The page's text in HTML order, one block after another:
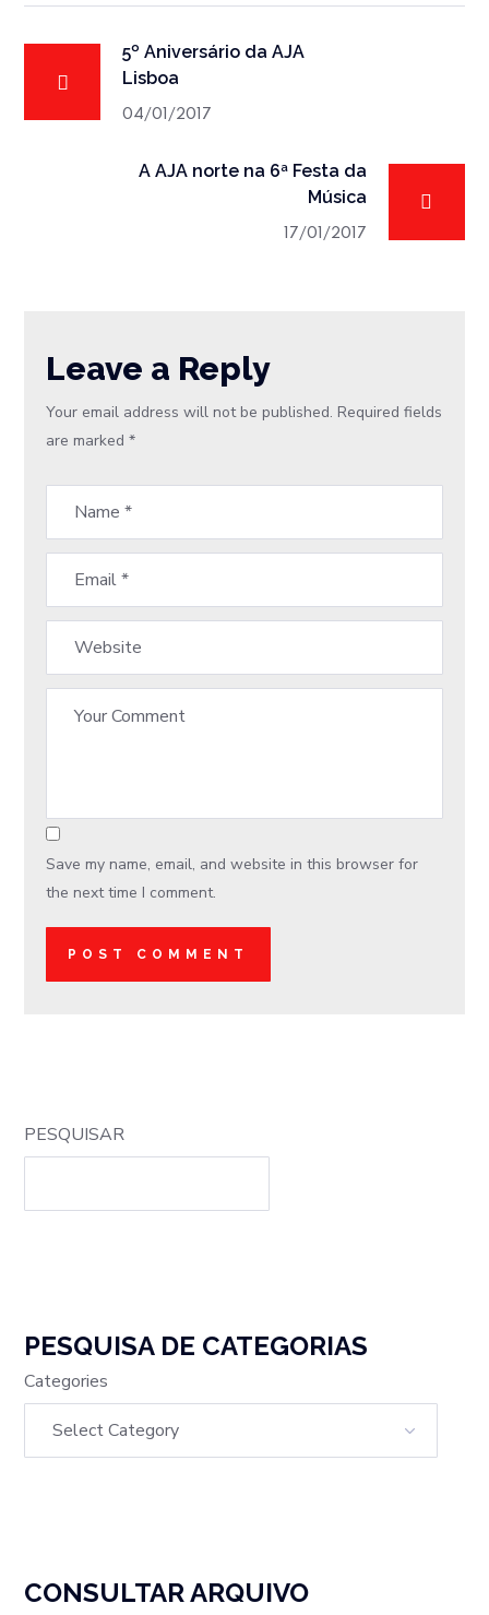
5º Aniversário da AJA
Lisboa
04/01/2017
A AJA norte na 6ª Festa da
Música
17/01/2017
Leave a Reply
Your email address will not be published. Required fields
are marked*
Save my name, email, and website in this browser for
the next time I comment.
PESQUISAR
PESQUISA DE CATEGORIAS
Categories
CONSULTAR ARQUIVO